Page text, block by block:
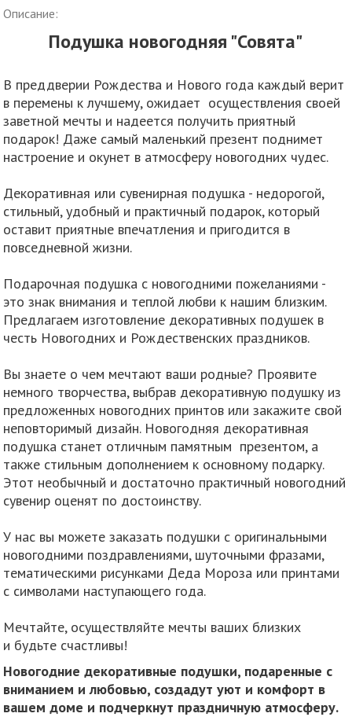
Описание:
Подушка новогодняя "Совята"
В преддверии Рождества и Нового года каждый верит
в перемены к лучшему, ожидает осуществления своей
заветной мечты и надеется получить приятный
подарок! Даже самый маленький презент поднимет
настроение и окунет в атмосферу новогодних чудес.
Декоративная или сувенирная подушка - недорогой,
стильный, удобный и практичный подарок, который
оставит приятные впечатления и пригодится в
повседневной жизни.
Подарочная подушка с новогодними пожеланиями -
это знак внимания и теплой любви к нашим близким.
Предлагаем изготовление декоративных подушек в
честь Новогодних и Рождественских праздников.
Вы знаете о чем мечтают ваши родные? Проявите
немного творчества, выбрав декоративную подушку из
предложенных новогодних принтов или закажите свой
неповторимый дизайн. Новогодняя декоративная
подушка станет отличным памятным презентом, а
также стильным дополнением к основному подарку.
Этот необычный и достаточно практичный новогодний
сувенир оценят по достоинству.
У нас вы можете заказать подушки с оригинальными
новогодними поздравлениями, шуточными фразами,
тематическими рисунками Деда Мороза или принтами
с символами наступающего года.
Мечтайте, осуществляйте мечты ваших близких
и будьте счастливы!
Новогодние декоративные подушки, подаренные с
вниманием и любовью, создадут уют и комфорт в
вашем доме и подчеркнут праздничную атмосферу.